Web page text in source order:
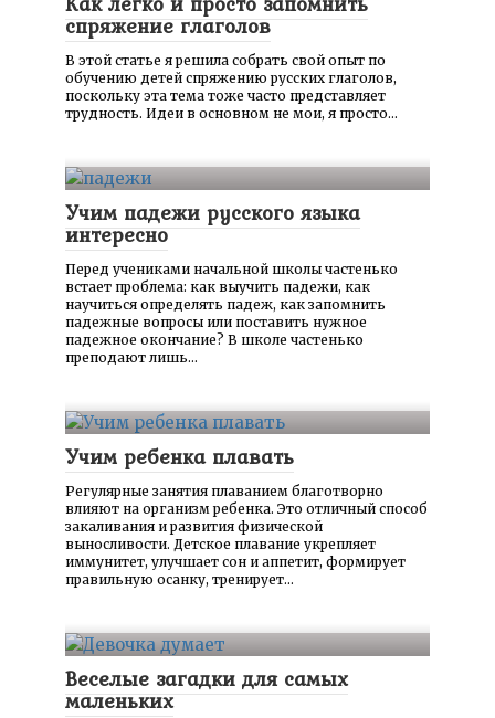
спряжение глаголов
В этой статье я решила собрать свой опыт по
обучению детей спряжению русских глаголов,
поскольку эта тема тоже часто представляет
трудность. Идеи в основном не мои, я просто…
Учим падежи русского языка
интересно
Перед учениками начальной школы частенько
встает проблема: как выучить падежи, как
научиться определять падеж, как запомнить
падежные вопросы или поставить нужное
падежное окончание? В школе частенько
преподают лишь…
Учим ребенка плавать
Регулярные занятия плаванием благотворно
влияют на организм ребенка. Это отличный способ
закаливания и развития физической
выносливости. Детское плавание укрепляет
иммунитет, улучшает сон и аппетит, формирует
правильную осанку, тренирует…
Веселые загадки для самых
маленьких